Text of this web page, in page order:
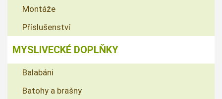
Montáže
Příslušenství
MYSLIVECKÉ DOPLŇKY
Balabáni
Batohy a brašny